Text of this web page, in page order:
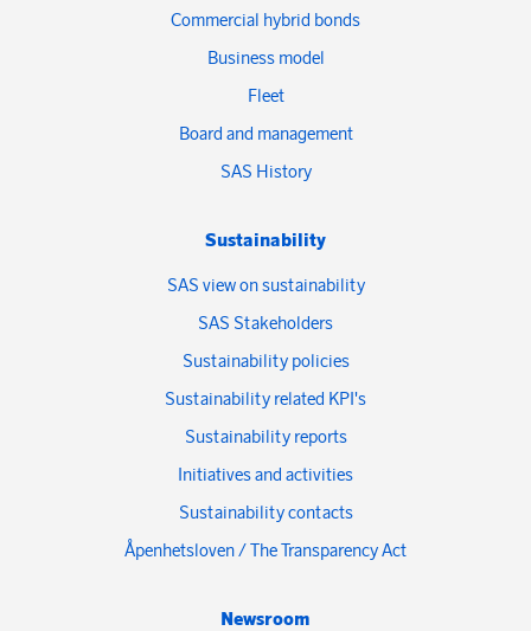
Commercial hybrid bonds
Business model
Fleet
Board and management
SAS History
Sustainability
SAS view on sustainability
SAS Stakeholders
Sustainability policies
Sustainability related KPI's
Sustainability reports
Initiatives and activities
Sustainability contacts
Åpenhetsloven / The Transparency Act
Newsroom